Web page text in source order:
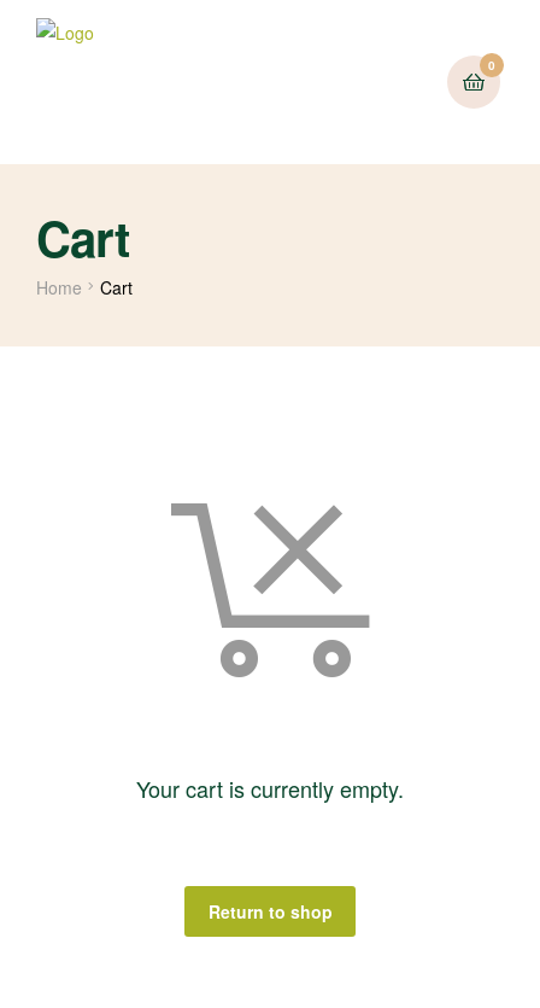
0
Cart
Home Cart
Your cart is currently empty.
Return to shop